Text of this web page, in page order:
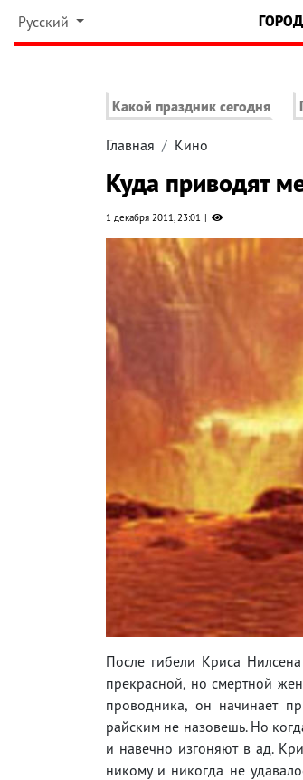
Русский ГОРОД
Какой праздник сегодня
Главная Кино
Куда приводят
1 декабря 2011, 23:01
После гибели Криса Нилсена
прекрасной, но смертной
проводника, он начинает
райским не назовешь. Но
и навечно изгоняют в ад.
никому и никогда не